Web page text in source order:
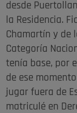
desde
la Residencia.
Chamartín y de
Categoría
tenía base, por
de ese
jugar fuera de
matriculé en